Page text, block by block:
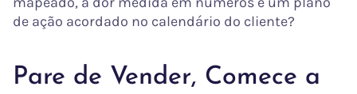
de ação acordado no calendário do cliente?
Pare de Vender, Comece a